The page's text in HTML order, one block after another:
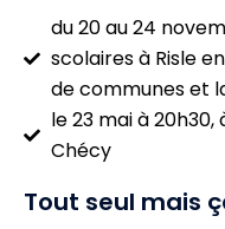
du 20 au 24
scolaires à Risle
de communes et
le 23 mai à
Chécy
Tout seul mais